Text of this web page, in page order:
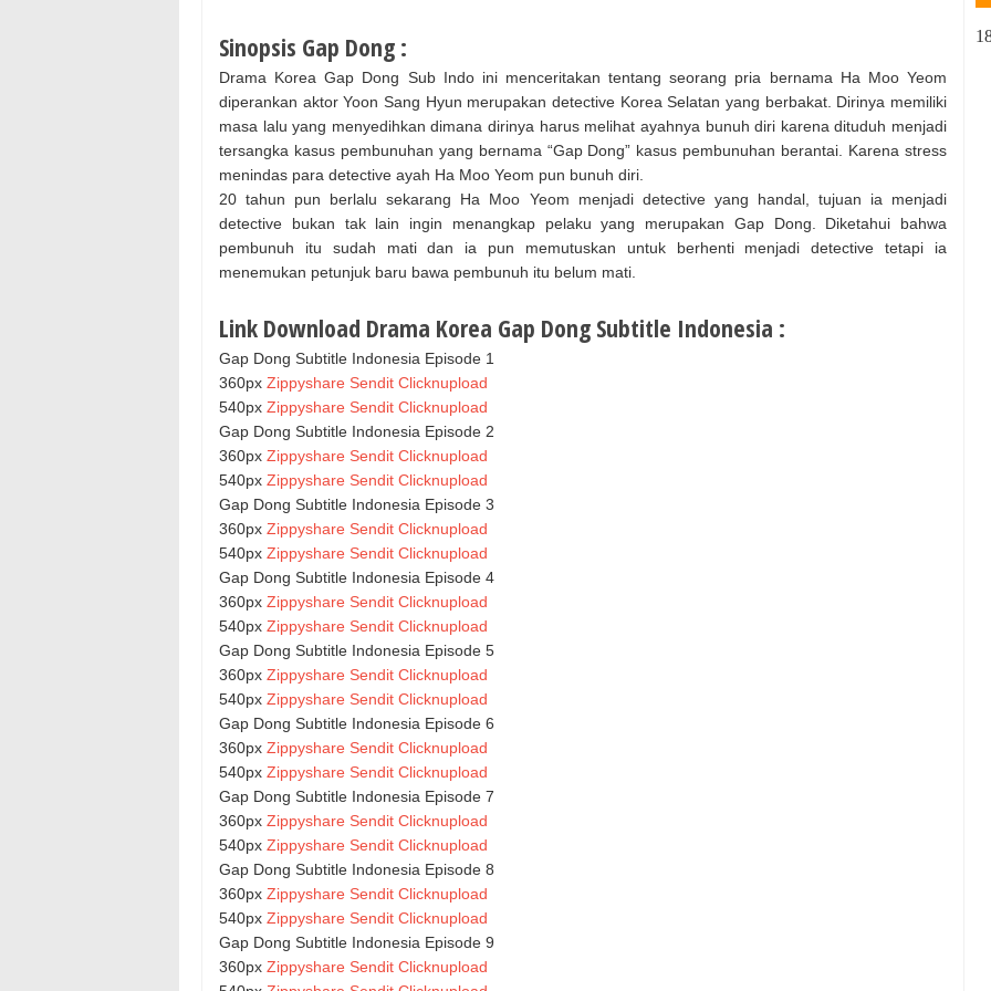
Sinopsis Gap Dong :
Drama Korea Gap Dong Sub Indo ini menceritakan tentang seorang pria bernama Ha Moo Yeom
diperankan aktor Yoon Sang Hyun merupakan detective Korea Selatan yang berbakat. Dirinya memiliki
masa lalu yang menyedihkan dimana dirinya harus melihat ayahnya bunuh diri karena dituduh menjadi
tersangka kasus pembunuhan yang bernama “Gap Dong” kasus pembunuhan berantai. Karena stress
menindas para detective ayah Ha Moo Yeom pun bunuh diri.
20 tahun pun berlalu sekarang Ha Moo Yeom menjadi detective yang handal, tujuan ia menjadi
detective bukan tak lain ingin menangkap pelaku yang merupakan Gap Dong. Diketahui bahwa
pembunuh itu sudah mati dan ia pun memutuskan untuk berhenti menjadi detective tetapi ia
menemukan petunjuk baru bawa pembunuh itu belum mati.
Link Download Drama Korea Gap Dong Subtitle Indonesia :
Gap Dong Subtitle Indonesia Episode 1
360px Zippyshare Sendit Clicknupload
540px Zippyshare Sendit Clicknupload
Gap Dong Subtitle Indonesia Episode 2
360px Zippyshare Sendit Clicknupload
540px Zippyshare Sendit Clicknupload
Gap Dong Subtitle Indonesia Episode 3
360px Zippyshare Sendit Clicknupload
540px Zippyshare Sendit Clicknupload
Gap Dong Subtitle Indonesia Episode 4
360px Zippyshare Sendit Clicknupload
540px Zippyshare Sendit Clicknupload
Gap Dong Subtitle Indonesia Episode 5
360px Zippyshare Sendit Clicknupload
540px Zippyshare Sendit Clicknupload
Gap Dong Subtitle Indonesia Episode 6
360px Zippyshare Sendit Clicknupload
540px Zippyshare Sendit Clicknupload
Gap Dong Subtitle Indonesia Episode 7
360px Zippyshare Sendit Clicknupload
540px Zippyshare Sendit Clicknupload
Gap Dong Subtitle Indonesia Episode 8
360px Zippyshare Sendit Clicknupload
540px Zippyshare Sendit Clicknupload
Gap Dong Subtitle Indonesia Episode 9
360px Zippyshare Sendit Clicknupload